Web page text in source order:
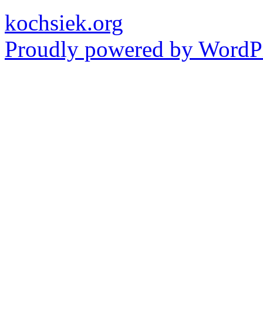
kochsiek.org
Proudly powered by